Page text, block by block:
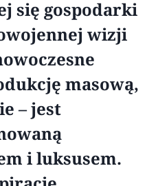
się gospodarki
wizji
masową,
– jest
i luksusem.